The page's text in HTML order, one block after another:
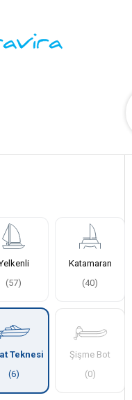
(57)
Katamaran
(40)
Teknesi
(6)
Şişme Bot
(0)